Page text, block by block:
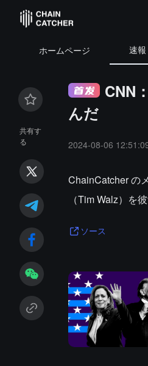
ホームページ 速報
共有す
る
CNN
んだ
2024-08-06
ChainCatcher の
（Tim Walz）を
ソース